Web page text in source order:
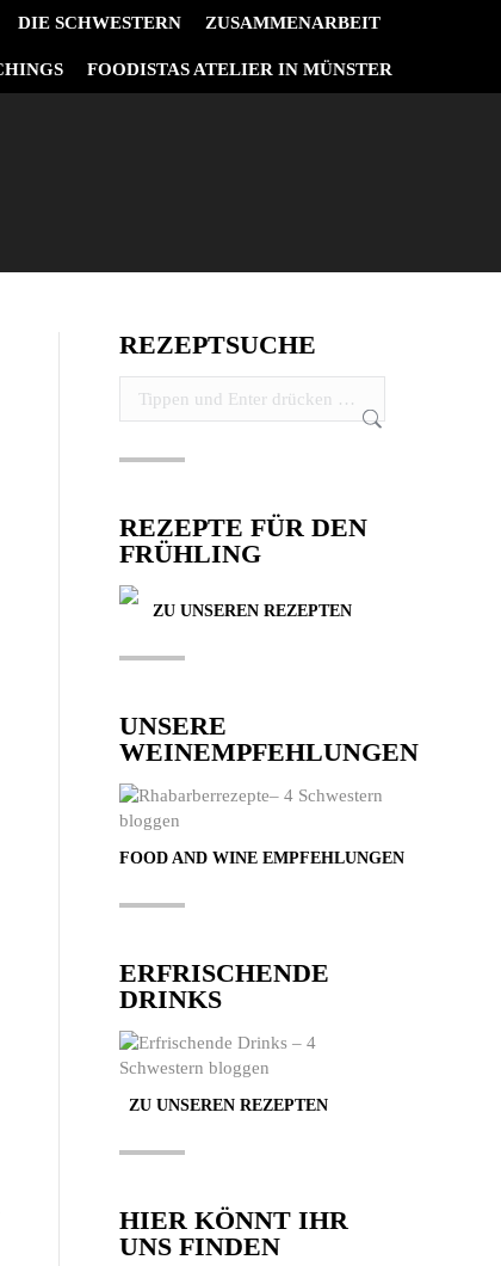
DIE SCHWESTERN ZUSAMMENARBEIT
FOODISTAS ATELIER IN MÜNSTER
REZEPTSUCHE
REZEPTE FÜR DEN
FRÜHLING
ZU UNSEREN REZEPTEN
UNSERE
WEINEMPFEHLUNGEN
FOOD AND WINE EMPFEHLUNGEN
ERFRISCHENDE
DRINKS
ZU UNSEREN REZEPTEN
HIER KÖNNT IHR
UNS FINDEN